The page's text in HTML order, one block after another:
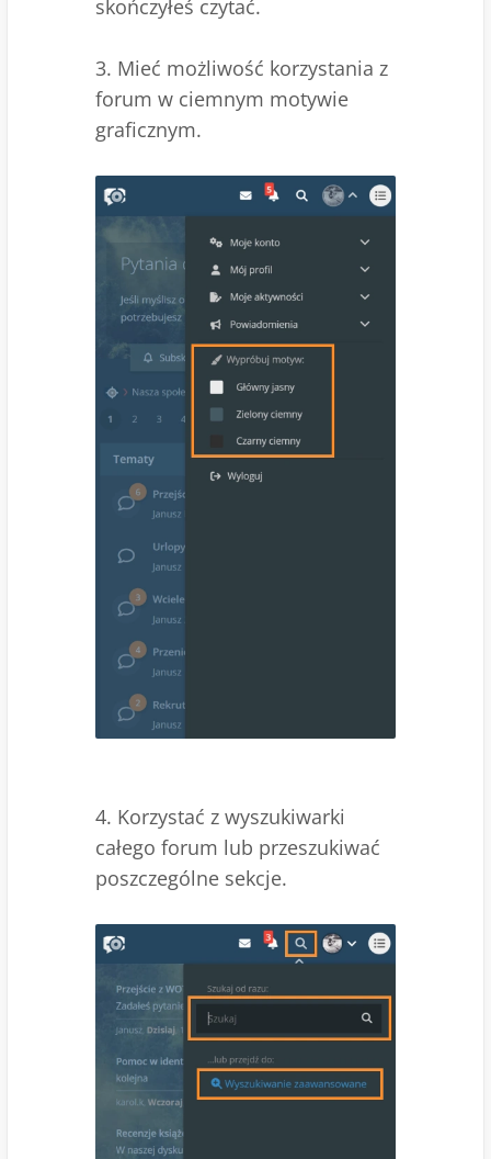
skończyłeś czytać.
3. Mieć możliwość korzystania z
forum w ciemnym motywie
graficznym.
4. Korzystać z wyszukiwarki
całego forum lub przeszukiwać
poszczególne sekcje.